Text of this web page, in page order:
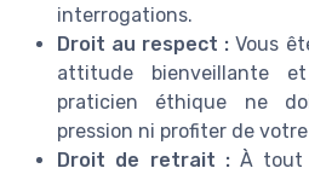
interrogations.
Droit au respect : Vous
attitude bienveillante
praticien éthique ne
pression ni profiter de
Droit de retrait :À tout